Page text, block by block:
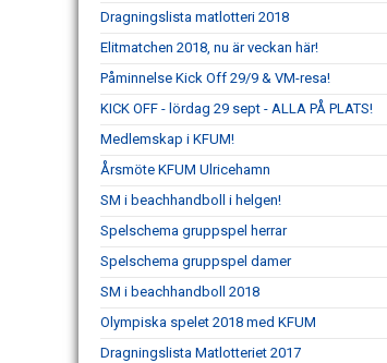
Dragningslista matlotteri 2018
Elitmatchen 2018, nu är veckan här!
Påminnelse Kick Off 29/9 & VM-resa!
KICK OFF - lördag 29 sept - ALLA PÅ PLATS!
Medlemskap i KFUM!
Årsmöte KFUM Ulricehamn
SM i beachhandboll i helgen!
Spelschema gruppspel herrar
Spelschema gruppspel damer
SM i beachhandboll 2018
Olympiska spelet 2018 med KFUM
Dragningslista Matlotteriet 2017